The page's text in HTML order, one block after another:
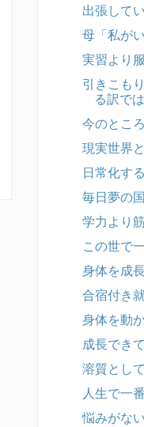
出張して
母「私が
実習より
引きこも
る訳で
今のとこ
現実世界
日常化す
毎日夢の
学力より
この世で
身体を成
合宿付き
身体を動
成長でき
溶質とし
人生で一
悩みがな